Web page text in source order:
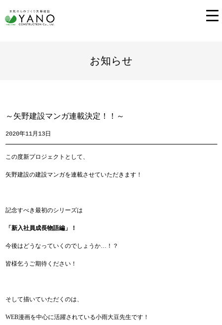
お知らせ
～矢野建設マンガ連載決定！！～
2020年11月13日
この度新プロジェクトとして、
矢野建設の建設マンガを連載させていただきます！
記念すべき最初のシリーズは
「新入社員成長物語編」！
今後はどうなっていくのでしょうか…！？
皆様乞うご期待ください！
そして描いていただくのは、
WEB漫画を中心に活躍されている小雨大豆先生です！